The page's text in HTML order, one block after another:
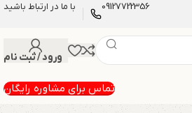
09127722356 با ما در ارتباط باشید
ورود / ثبت نام
تماس برای مشاوره رایگان